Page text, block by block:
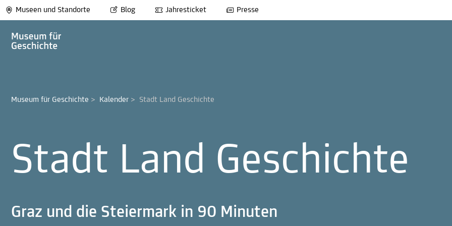
Museen und Standorte Blog Jahresticket Presse
Museum für Geschichte > Kalender > Stadt Land Geschichte
Stadt Land Geschichte
Graz und die Steiermark in 90 Minuten